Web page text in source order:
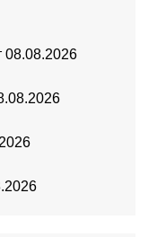
08.08.2026